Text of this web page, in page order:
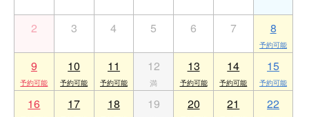
2 3 4 5 6 7 8
9 10 11 12 13 14 15
16 17 18 19 20 21 22